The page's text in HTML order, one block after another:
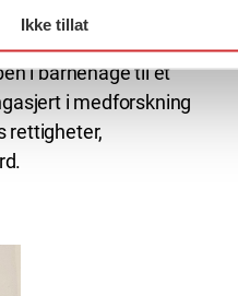
Ikke tillat
Hun bor nå i et
egen bolig og er for
i barnehage til et
i medforskning
rettigheter,